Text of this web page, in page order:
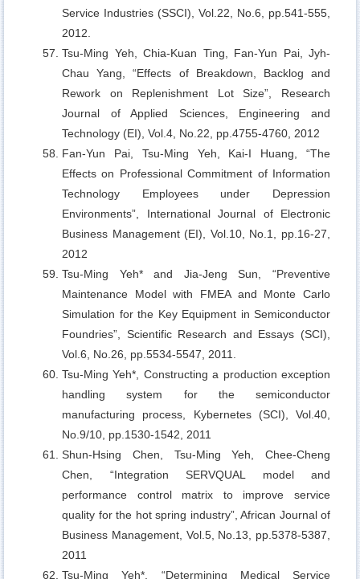
Service Industries (SSCI), Vol.22, No.6, pp.541-555,
2012.
Tsu-Ming Yeh, Chia-Kuan Ting, Fan-Yun Pai, Jyh-
Chau Yang,“Effects of Breakdown, Backlog and
Rework on Replenishment Lot Size”, Research
Journal of Applied Sciences, Engineering and
Technology (EI), Vol.4, No.22, pp.4755-4760, 2012
Fan-Yun Pai, Tsu-Ming Yeh, Kai-I Huang, “The
Effects on Professional Commitment of Information
Technology Employees under Depression
Environments”, International Journal of Electronic
Business Management (EI), Vol.10, No.1, pp.16-27,
2012
Tsu-Ming Yeh* and Jia-Jeng Sun, “Preventive
Maintenance Model with FMEA and Monte Carlo
Simulation for the Key Equipment in Semiconductor
Foundries”, Scientific Research and Essays (SCI),
Vol.6, No.26, pp.5534-5547, 2011.
Tsu-Ming Yeh*, Constructing a production exception
handling system for the semiconductor
manufacturing process, Kybernetes (SCI), Vol.40,
No.9/10, pp.1530-1542, 2011
Shun-Hsing Chen, Tsu-Ming Yeh, Chee-Cheng
Chen, “Integration SERVQUAL model and
performance control matrix to improve service
quality for the hot spring industry”, African Journal of
Business Management, Vol.5, No.13, pp.5378-5387,
2011
Tsu-Ming Yeh*, “Determining Medical Service